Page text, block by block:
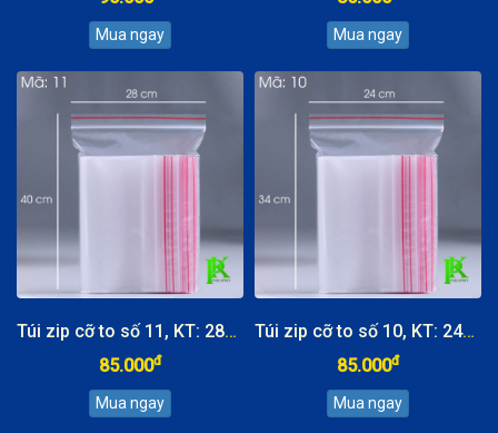
Túi zip cỡ to số 11, KT: 28x40cm
85.000đ
Túi zip cỡ to số 10, KT: 24x34cm
85.000đ